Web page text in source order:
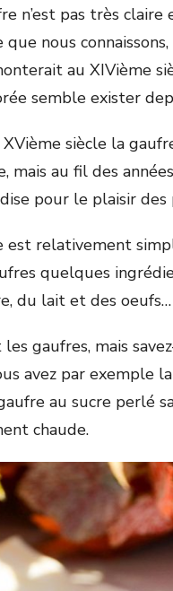
n’est pas très
nous
au XIVième
semble exister
siècle la
mais au fil des
pour le plaisir
est relativement
quelques
du lait et des
gaufres, mais
avez par exemple
au sucre perlé
chaude.